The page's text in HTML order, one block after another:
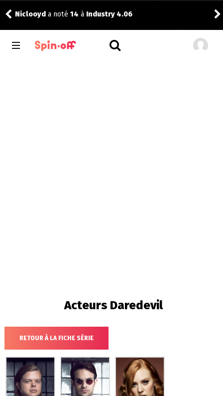
Niclooyd a noté 14 à Industry 4.06
Acteurs Daredevil
RETOUR À LA FICHE SÉRIE